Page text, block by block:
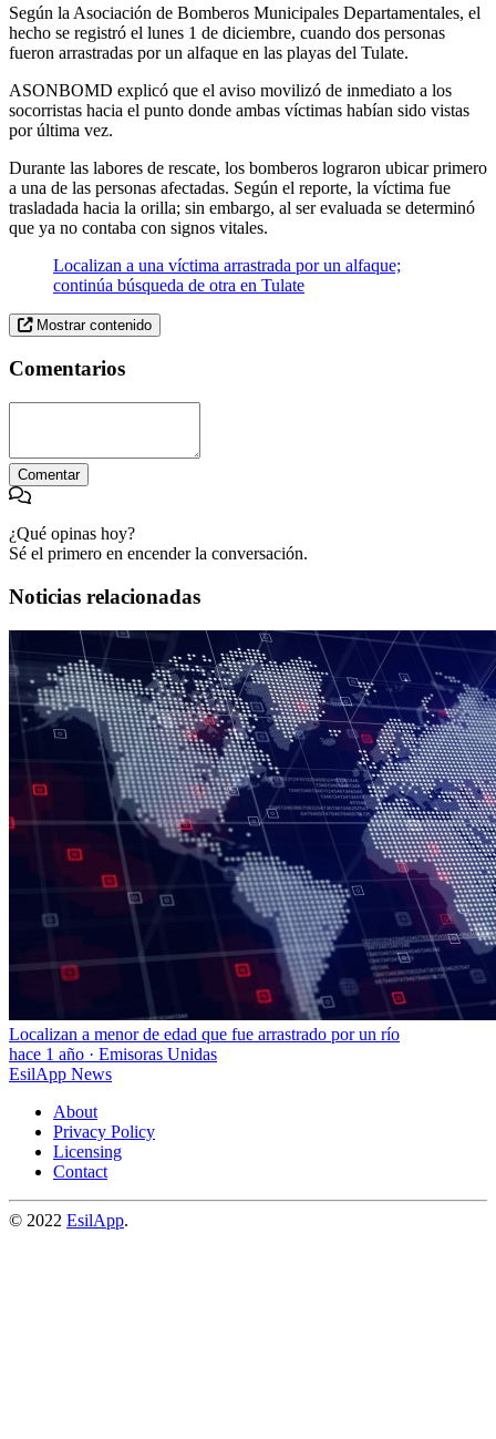
Según la Asociación de Bomberos Municipales Departamentales, el
hecho se registró el lunes 1 de diciembre, cuando dos personas
fueron arrastradas por un alfaque en las playas del Tulate.
ASONBOMD explicó que el aviso movilizó de inmediato a los
socorristas hacia el punto donde ambas víctimas habían sido vistas
por última vez.
Durante las labores de rescate, los bomberos lograron ubicar primero
a una de las personas afectadas. Según el reporte, la víctima fue
trasladada hacia la orilla; sin embargo, al ser evaluada se determinó
que ya no contaba con signos vitales.
Localizan a una víctima arrastrada por un alfaque;
continúa búsqueda de otra en Tulate
Mostrar contenido
Comentarios
Comentar
¿Qué opinas hoy?
Sé el primero en encender la conversación.
Noticias relacionadas
Localizan a menor de edad que fue arrastrado por un río
hace 1 año · Emisoras Unidas
EsilApp News
About
Privacy Policy
Licensing
Contact
© 2022 EsilApp.